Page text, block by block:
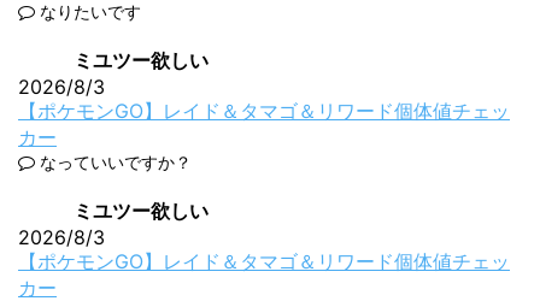
なりたいです
ミユツー欲しい
2026/8/3
【ポケモンGO】レイド＆タマゴ＆リワード個体値チェッ
カー
なっていいですか？
ミユツー欲しい
2026/8/3
【ポケモンGO】レイド＆タマゴ＆リワード個体値チェッ
カー